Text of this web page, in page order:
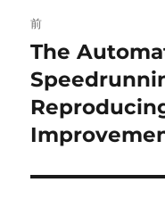
稿
ナ
ビ
前
前
の
投
稿:
The